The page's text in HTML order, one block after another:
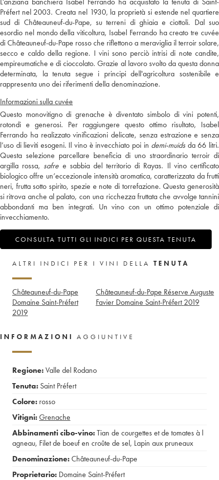
Préfert nel 2003. Creata nel 1930, la proprietà si estende nel quartiere
sud di Châteauneuf-du-Pape, su terreni di ghiaia e ciottoli. Dal suo
esordio nel mondo della viticoltura, Isabel Ferrando ha creato tre cuvée
di Châteauneuf-du-Pape rosso che riflettono a meraviglia il terroir solare,
secco e caldo della regione. I vini sono perciò intrisi di note candite,
empireumatiche e di cioccolato. Grazie al lavoro svolto da questa donna
determinata, la tenuta segue i principi dell'agricoltura sostenibile e
rappresenta uno dei riferimenti della denominazione.
Informazioni sulla cuvée
Questo monovitigno di grenache è diventato simbolo di vini potenti,
rotondi e generosi. Per raggiungere questo ottimo risultato, Isabel
Ferrando ha realizzato vinificazioni delicate, senza estrazione e senza
l’uso di lieviti esogeni. Il vino è invecchiato poi in demi-muids da 66 litri.
Questa selezione parcellare beneficia di uno straordinario terroir di
argilla rossa, safre e sabbia del territorio di Rayas. Il vino certificato
biologico offre un’eccezionale intensità aromatica, caratterizzata da frutti
neri, frutta sotto spirito, spezie e note di torrefazione. Questa generosità
si ritrova anche al palato, con una ricchezza fruttata che avvolge tannini
abbondanti ma ben integrati. Un vino con un ottimo potenziale di
invecchiamento.
CONSULTA TUTTI GLI INDICI PER QUESTA TENUTA
ALTRI INDICI PER I VINI DELLA TENUTA
Châteauneuf-du-Pape
Domaine Saint-Préfert
2019
Châteauneuf-du-Pape Réserve Auguste
Favier Domaine Saint-Préfert 2019
INFORMAZIONI AGGIUNTIVE
Regione:Valle del Rodano
Tenuta: Saint Préfert
Colore: rosso
Vitigni:Grenache
Abbinamenti cibo-vino:Tian de courgettes et de tomates à l
agneau, Filet de boeuf en croûte de sel, Lapin aux pruneaux
Denominazione:Châteauneuf-du-Pape
Proprietario: Domaine Saint-Préfert